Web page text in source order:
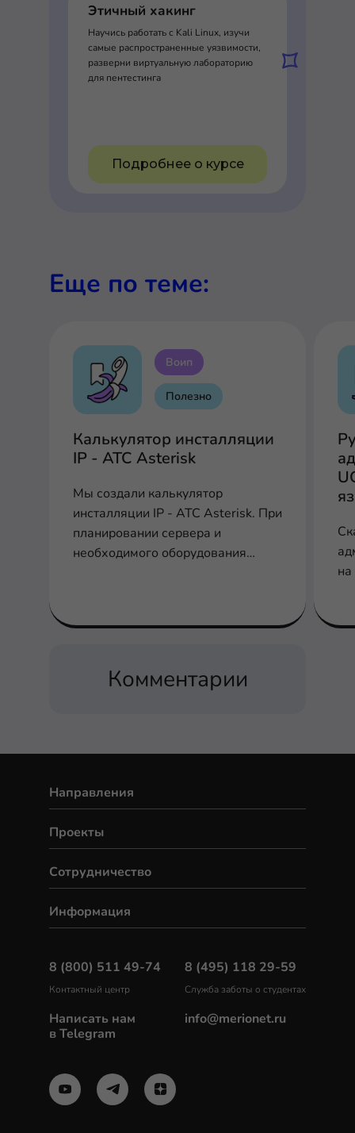
Этичный хакинг
Научись работать с Kali Linux, изучи
самые распространенные уязвимости,
разверни виртуальную лабораторию
для пентестинга
Подробнее о курсе
Еще по теме:
Воип
Полезно
Калькулятор инсталляции
IP - АТС Asterisk
Мы создали калькулятор
инсталляции IP - АТС Asterisk. При
планировании сервера и
необходимого оборудования
Комментарии
Направления
Сотрудничество
Проекты
Информация
8 (800) 511 49-74
Контактный центр
Написать нам
в Telegram
8 (495) 118 29-59
Служба заботы о студентах
info@merionet.ru